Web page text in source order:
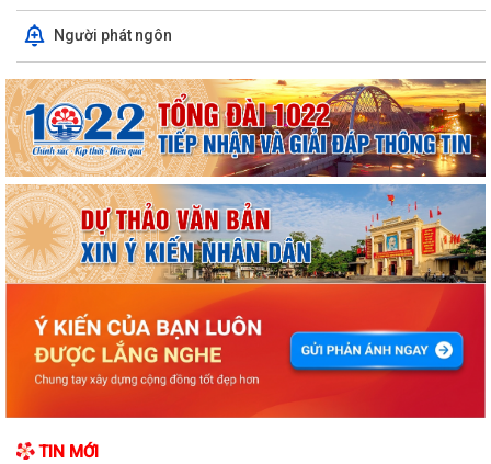
Người phát ngôn
TIN MỚI
ỦY BAN NHÂN DÂN XÃ NGUYỄN BỈNH KHIÊM TUYÊN TRUYỀN, HƯỚNG
DẪN NGƯỜI DÂN CHUYỂN ĐỔI THIẾT BỊ, SIM...
Công văn tuyên truyền phòng ngừa, ứng phó với các đe dọa an ninh
phi truyền thống
KẾ HOẠCH Triển khai tuyển chọn thực tập sinh nữ đi thực tập kỹ thuật
tại Nhật Bản Đợt II năm 2026
Kỷ niệm 79 năm Ngày Thương binh - Liệt sĩ (27-7-1947 – 27-7-2026)
QUYỀN ĐỊA PHƯƠNG 02 CẤP